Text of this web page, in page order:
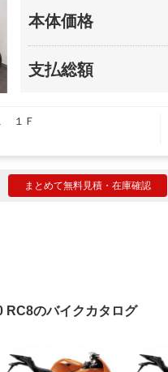
本体価格
支払総額
１Ｆ
まとめて無料見積・在庫確認
RC8のバイクカタログ